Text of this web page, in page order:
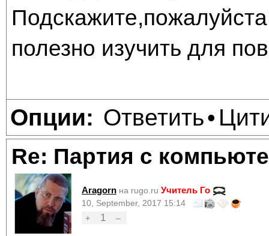
полезно изучить для
Опции: Ответить•
Re: Партия с
Aragorn на rugo.ru Учитель Го
10, September, 2017 15:14
+
1 –